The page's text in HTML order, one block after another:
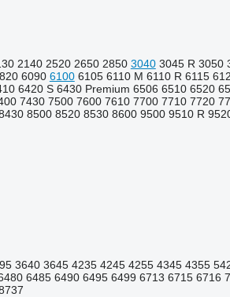
2140 2520 2650 2850 3040 3045 R 3050
6090 6100 6105 6110 M 6110 R 6115
6420 S 6430 Premium 6506 6510 6520
7430 7500 7600 7610 7700 7710 7720
8500 8520 8530 8600 9500 9510 R
3640 3645 4235 4245 4255 4345 4355
6485 6490 6495 6499 6713 6715 6716